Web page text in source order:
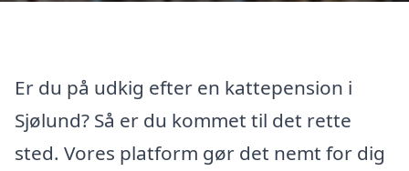
Er du på udkig efter en kattepension i
Sjølund? Så er du kommet til det rette
sted. Vores platform gør det nemt for dig